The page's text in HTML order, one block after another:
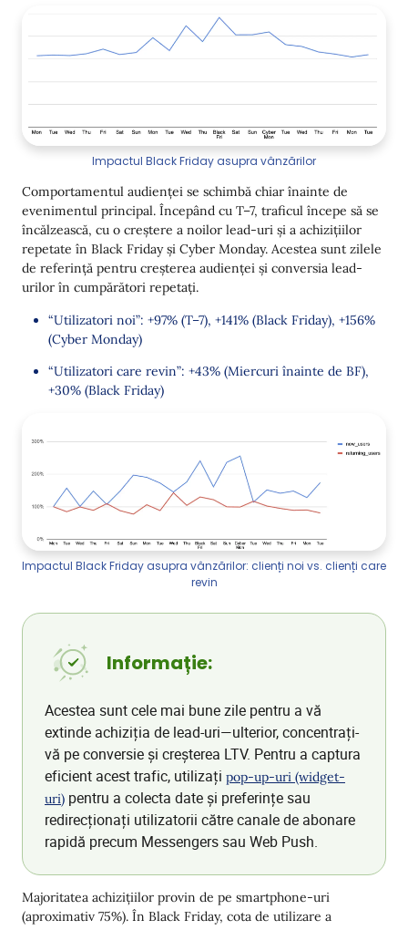
Impactul Black Friday asupra vânzărilor
Comportamentul audienței se schimbă chiar înainte de
evenimentul principal. Începând cu T–7, traficul începe să se
încălzească, cu o creștere a noilor lead-uri și a achizițiilor
repetate în Black Friday și Cyber Monday. Acestea sunt zilele
de referință pentru creșterea audienței și conversia lead-
urilor în cumpărători repetați.
“Utilizatori noi”: +97% (T–7), +141% (Black Friday), +156%
(Cyber Monday)
“Utilizatori care revin”: +43% (Miercuri înainte de BF),
+30% (Black Friday)
Impactul Black Friday asupra vânzărilor: clienți noi vs. clienți care
revin
Informație:
Acestea sunt cele mai bune zile pentru a vă
extinde achiziția de lead-uri—ulterior, concentrați-
vă pe conversie și creșterea LTV. Pentru a captura
eficient acest trafic, utilizați pop-up-uri (widget-
uri) pentru a colecta date și preferințe sau
redirecționați utilizatorii către canale de abonare
rapidă precum Messengers sau Web Push.
Majoritatea achizițiilor provin de pe smartphone-uri
(aproximativ 75%). În Black Friday, cota de utilizare a